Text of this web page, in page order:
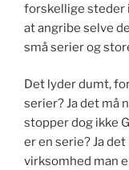
forskellige steder
at angribe selve
små serier og
Det lyder dumt,
serier? Ja det må
stopper dog ikke
er en serie? Ja
virksomhed man